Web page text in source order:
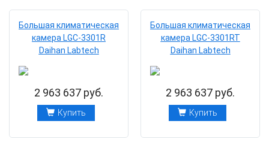
Большая климатическая
камера LGC-3301R
Daihan Labtech
2 963 637 руб.
Купить
Большая климатическая
камера LGC-3301RT
Daihan Labtech
2 963 637 руб.
Купить